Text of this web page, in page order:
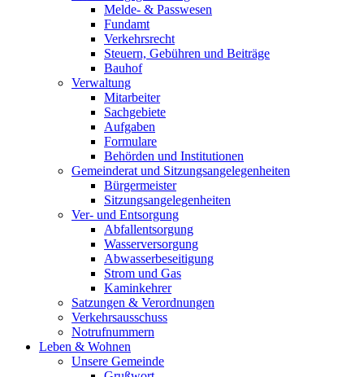
Melde- & Passwesen
Fundamt
Verkehrsrecht
Steuern, Gebühren und Beiträge
Bauhof
Verwaltung
Mitarbeiter
Sachgebiete
Aufgaben
Formulare
Behörden und Institutionen
Gemeinderat und Sitzungsangelegenheiten
Bürgermeister
Sitzungsangelegenheiten
Ver- und Entsorgung
Abfallentsorgung
Wasserversorgung
Abwasserbeseitigung
Strom und Gas
Kaminkehrer
Satzungen & Verordnungen
Verkehrsausschuss
Notrufnummern
Leben & Wohnen
Unsere Gemeinde